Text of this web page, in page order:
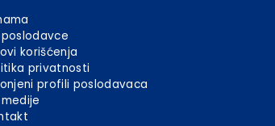
poslodavce
korišćenja
privatnosti
profili poslodavaca